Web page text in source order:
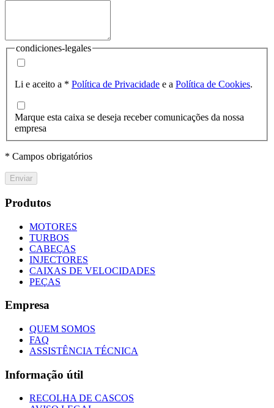
condiciones-legales
Li e aceito a * Política de Privacidade e a Política de Cookies.
Marque esta caixa se deseja receber comunicações da nossa
empresa
* Campos obrigatórios
Enviar
Produtos
MOTORES
TURBOS
CABEÇAS
INJECTORES
CAIXAS DE VELOCIDADES
PEÇAS
Empresa
QUEM SOMOS
FAQ
ASSISTÊNCIA TÉCNICA
Informação útil
RECOLHA DE CASCOS